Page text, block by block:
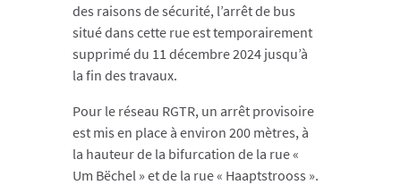
des raisons de sécurité, l’arrêt de bus
situé dans cette rue est temporairement
supprimé du 11 décembre 2024 jusqu’à
la fin des travaux.
Pour le réseau RGTR, un arrêt provisoire
est mis en place à environ 200 mètres, à
la hauteur de la bifurcation de la rue «
Um Bëchel » et de la rue « Haaptstrooss ».